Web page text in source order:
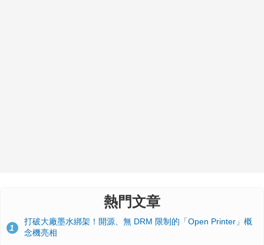
熱門文章
1
打破大廠墨水綁架！開源、無 DRM 限制的「Open Printer」概
念機亮相